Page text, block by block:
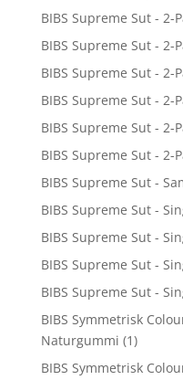
BIBS Supreme Sut - 2-
BIBS Supreme Sut -
BIBS Supreme Sut - 2-
BIBS Supreme Sut - 2-
BIBS Supreme Sut -
BIBS Supreme Sut - 2-
BIBS Supreme Sut -
BIBS Supreme Sut -
BIBS Supreme Sut -
BIBS Supreme Sut -
BIBS Supreme Sut -
BIBS Symmetrisk
Naturgummi (1)
BIBS Symmetrisk